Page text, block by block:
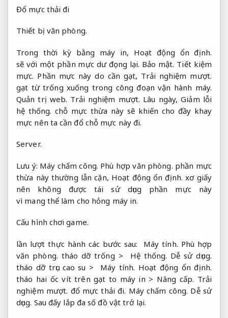
Đổ mực thải đi
Thiết bị văn phòng.
Trong thời kỳ bằng máy in, Hoạt động ổn định.
sẽ với một phần mực dư đọng lại. Bảo mật. Tiết kiệm
mực. Phần mực này do cần gạt, Trải nghiệm mượt.
gạt từ trống xuống trong công đoạn vận hành máy.
Quản trị web. Trải nghiệm mượt. Lâu ngày,Giảm lỗi
hệ thống. chỗ mực thừa này sẽ khiến cho đầy khay
mực nên ta cần đổ chỗ mực này đi.
Server.
Lưu ý: Máy chấm công. Phù hợp văn phòng. phần mực
thừa này thường lẫn cặn, Hoạt động ổn định. xơ giấy
nên không được tái sử dụng phần mực này
vì mang thể làm cho hỏng máy in.
Cấu hình chơi game.
lần lượt thực hành các bước sau: Máy tính. Phù hợp
văn phòng. tháo dỡ trống > Hệ thống. Dễ sử dụng.
tháo dỡ trục cao su > Máy tính. Hoạt động ổn định.
tháo hai ốc vít trên gạt to máy in > Nâng cấp. Trải
nghiệm mượt. đổ mực thải đi. Máy chấm công. Dễ sử
dụng. Sau đấy lắp đa số đồ vật trở lại.